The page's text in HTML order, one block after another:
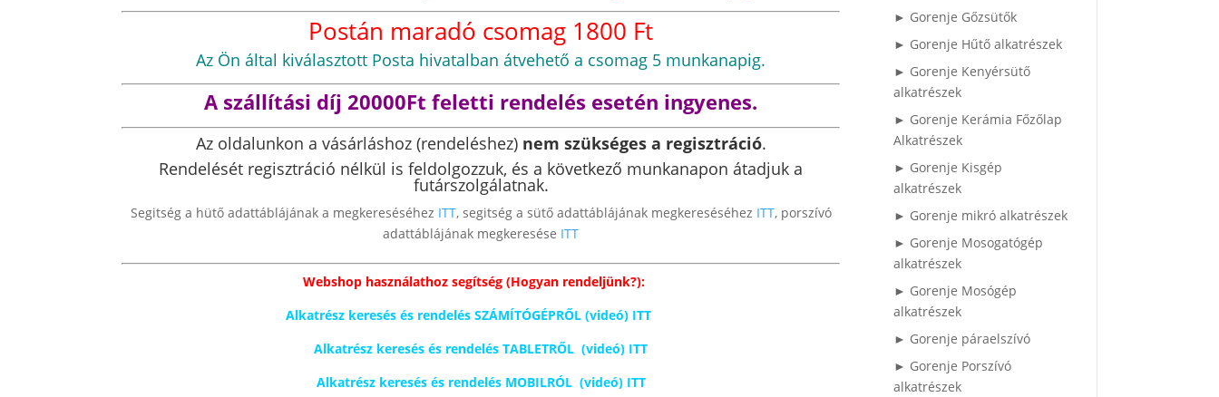
Postán maradó csomag 1800 Ft
Az Ön által kiválasztott Posta hivatalban átvehető a csomag 5 munkanapig.
A szállítási díj 20000Ft feletti rendelés esetén ingyenes.
Az oldalunkon a vásárláshoz (rendeléshez) nem szükséges a regisztráció.
Rendelését regisztráció nélkül is feldolgozzuk, és a következő munkanapon átadjuk a
futárszolgálatnak.
Segitség a hütő adattáblájának a megkereséséhez ITT, segitség a sütő adattáblájának megkereséséhez ITT, porszívó
adattáblájának megkeresése ITT
Webshop használathoz segítség (Hogyan rendeljünk?):
Alkatrész keresés és rendelés SZÁMÍTÓGÉPRŐL (videó) ITT
Alkatrész keresés és rendelés TABLETRŐL (videó) ITT
Alkatrész keresés és rendelés MOBILRÓL (videó) ITT
► Gorenje Gőzsütők
► Gorenje Hűtő alkatrészek
► Gorenje Kenyérsütő
alkatrészek
► Gorenje Kerámia Főzőlap
Alkatrészek
► Gorenje Kisgép
alkatrészek
► Gorenje mikró alkatrészek
► Gorenje Mosogatógép
alkatrészek
► Gorenje Mosógép
alkatrészek
► Gorenje páraelszívó
► Gorenje Porszívó
alkatrészek